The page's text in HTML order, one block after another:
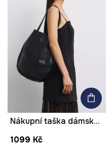
Nákupní taška dámská z imitace kůže
1099 Kč